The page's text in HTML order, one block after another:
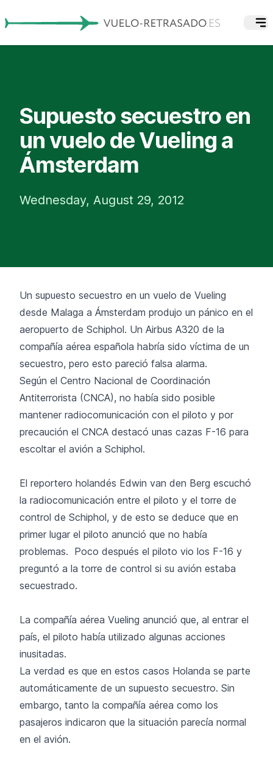
Supuesto secuestro en
un vuelo de Vueling a
Ámsterdam
Wednesday, August 29, 2012
Un supuesto secuestro en un vuelo de Vueling
desde Malaga a Ámsterdam produjo un pánico en el
aeropuerto de Schiphol. Un Airbus A320 de la
compañía aérea española habría sido víctima de un
secuestro, pero esto pareció falsa alarma.
Según el Centro Nacional de Coordinación
Antiterrorista (CNCA), no había sido posible
mantener radiocomunicación con el piloto y por
precaución el CNCA destacó unas cazas F-16 para
escoltar el avión a Schiphol.
El reportero holandés Edwin van den Berg escuchó
la radiocomunicación entre el piloto y el torre de
control de Schiphol, y de esto se deduce que en
primer lugar el piloto anunció que no había
problemas. Poco después el piloto vio los F-16 y
preguntó a la torre de control si su avión estaba
secuestrado.
La compañía aérea Vueling anunció que, al entrar el
país, el piloto había utilizado algunas acciones
inusitadas.
La verdad es que en estos casos Holanda se parte
automáticamente de un supuesto secuestro. Sin
embargo, tanto la compañía aérea como los
pasajeros indicaron que la situación parecía normal
en el avión.